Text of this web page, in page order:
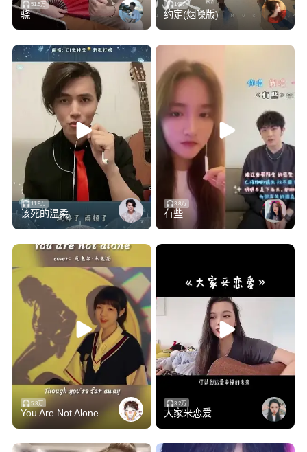
51.5万
骁
1497
约定(烟嗓版)
11.9万
该死的温柔
3.8万
有些
5.3万
You Are Not Alone
3.2万
大家来恋爱